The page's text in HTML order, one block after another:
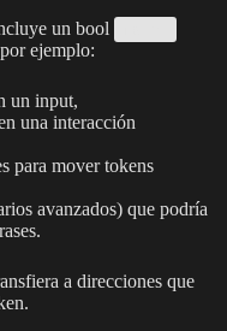
un bool
ejemplo:
un input,
una interacción
para mover tokens
avanzados) que podría
a direcciones que